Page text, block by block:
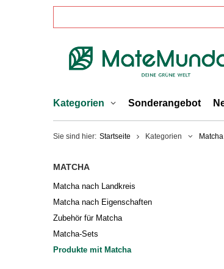
Kategorien Sonderangebot
Sie sind hier: Startseite Kategorien Matcha
MATCHA
Matcha nach Landkreis
Matcha nach Eigenschaften
Zubehör für Matcha
Matcha-Sets
Produkte mit Matcha